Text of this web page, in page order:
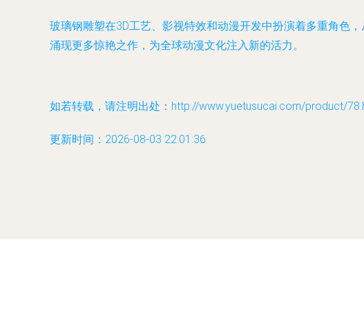
玻璃钢雕塑在3D工艺、影视特效和动漫开发中扮演着多重角色
涌现更多惊艳之作，为全球动漫文化注入新的活力。
如若转载，请注明出处：http://www.yuetusucai.com/product/
更新时间：2026-08-03 22:01:36